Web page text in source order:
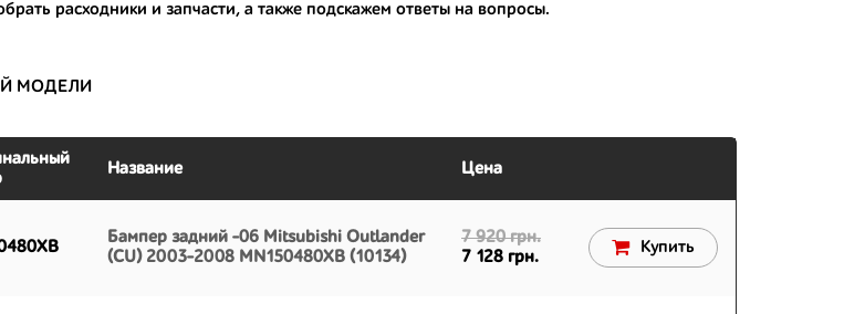
расходники и запчасти, а также подскажем ответы на вопросы.
МОДЕЛИ
Название Цена
Бампер задний -06 Mitsubishi Outlander
(CU) 2003-2008 MN150480XB (10134)
7 920 грн.
7 128 грн.
Купить